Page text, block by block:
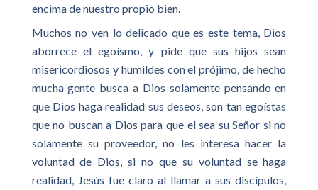
encima de nuestro propio bien.
Muchos no ven lo delicado que es este tema, Dios
aborrece el egoísmo, y pide que sus hijos sean
misericordiosos y humildes con el prójimo, de hecho
mucha gente busca a Dios solamente pensando en
que Dios haga realidad sus deseos, son tan egoístas
que no buscan a Dios para que el sea su Señor si no
solamente su proveedor, no les interesa hacer la
voluntad de Dios, si no que su voluntad se haga
realidad, Jesús fue claro al llamar a sus discípulos,